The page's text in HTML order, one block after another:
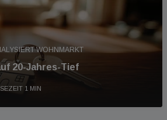
WOHNMARKT
20-Jahres-Tief
1 MIN